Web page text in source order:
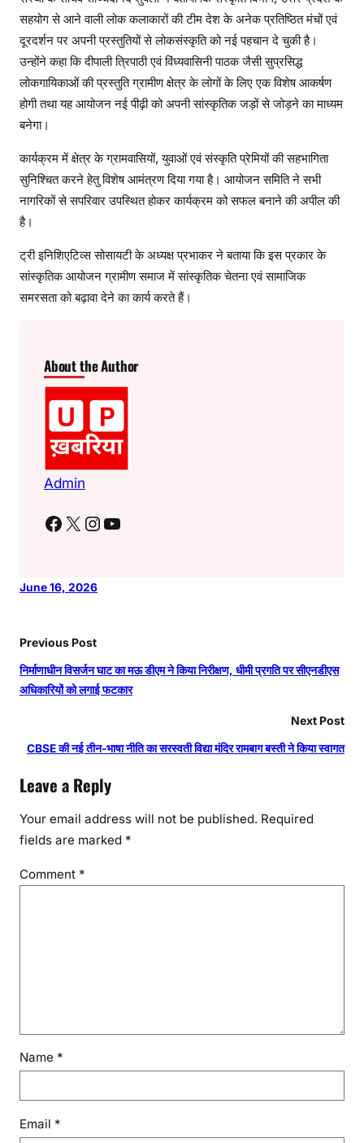
सहयोग से आने वाली लोक कलाकारों की टीम देश के अनेक प्रतिष्ठित मंचों एवं
दूरदर्शन पर अपनी प्रस्तुतियों से लोकसंस्कृति को नई पहचान दे चुकी है।
उन्होंने कहा कि दीपाली त्रिपाठी एवं विंध्यवासिनी पाठक जैसी सुप्रसिद्ध
लोकगायिकाओं की प्रस्तुति ग्रामीण क्षेत्र के लोगों के लिए एक विशेष आकर्षण
होगी तथा यह आयोजन नई पीढ़ी को अपनी सांस्कृतिक जड़ों से जोड़ने का माध्यम
बनेगा।
कार्यक्रम में क्षेत्र के ग्रामवासियों, युवाओं एवं संस्कृति प्रेमियों की सहभागिता
सुनिश्चित करने हेतु विशेष आमंत्रण दिया गया है। आयोजन समिति ने सभी
नागरिकों से सपरिवार उपस्थित होकर कार्यक्रम को सफल बनाने की अपील की
है।
ट्री इनिशिएटिव्स सोसायटी के अध्यक्ष प्रभाकर ने बताया कि इस प्रकार के
सांस्कृतिक आयोजन ग्रामीण समाज में सांस्कृतिक चेतना एवं सामाजिक
समरसता को बढ़ावा देने का कार्य करते हैं।
About the Author
Admin
Facebook X Instagram YouTube
June 16, 2026
Previous Post
निर्माणाधीन विसर्जन घाट का मऊ डीएम ने किया निरीक्षण, धीमी प्रगति पर सीएनडीएस
अधिकारियों को लगाई फटकार
Next Post
CBSE की नई तीन-भाषा नीति का सरस्वती विद्या मंदिर रामबाग बस्ती ने किया स्वागत
Leave a Reply
Your email address will not be published. Required
fields are marked *
Comment *
Name *
Email *